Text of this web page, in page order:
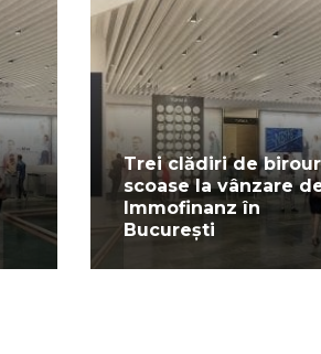
Trei clădiri de
scoase la vânzare
Immofinanz în
București